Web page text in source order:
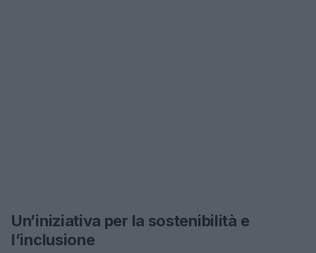
Un’iniziativa per la sostenibilità e
l’inclusione